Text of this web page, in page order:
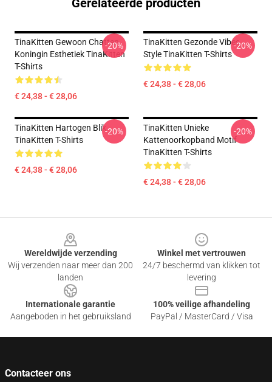
Gerelateerde producten
TinaKitten Gewoon Chatten
Koningin Esthetiek TinaKitten
T-Shirts
€ 24,38 - € 28,06
-20%
TinaKitten Gezonde Vibes
Style TinaKitten T-Shirts
€ 24,38 - € 28,06
-20%
TinaKitten Hartogen Blik
TinaKitten T-Shirts
€ 24,38 - € 28,06
-20%
TinaKitten Unieke
Kattenoorkopband Motif
TinaKitten T-Shirts
€ 24,38 - € 28,06
-20%
Wereldwijde verzending
Wij verzenden naar meer dan 200
landen
Winkel met vertrouwen
24/7 beschermd van klikken tot
levering
Internationale garantie
Aangeboden in het gebruiksland
100% veilige afhandeling
PayPal / MasterCard / Visa
Contacteer ons